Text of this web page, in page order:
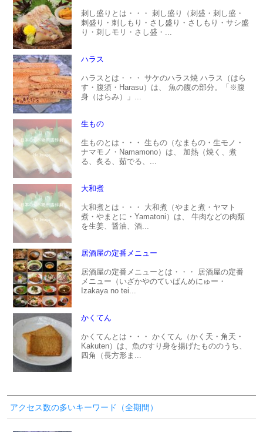
刺し盛りとは・・・ 刺し盛り（刺盛・刺し盛・
刺盛り・刺しもり・さし盛り・さしもり・サシ盛
り・刺しモリ・さし盛・...
ハラス
ハラスとは・・・ サケのハラス焼 ハラス（はら
す・腹須・Harasu）は、 魚の腹の部分。「※腹
身（はらみ）」...
生もの
生ものとは・・・ 生もの（なまもの・生モノ・
ナマモノ・Namamono）は、 加熱（焼く、煮
る、炙る、茹でる、...
大和煮
大和煮とは・・・ 大和煮（やまと煮・ヤマト
煮・やまとに・Yamatoni）は、 牛肉などの肉類
を生姜、醤油、酒...
居酒屋の定番メニュー
居酒屋の定番メニューとは・・・ 居酒屋の定番
メニュー（いざかやのていばんめにゅー・
Izakaya no tei...
かくてん
かくてんとは・・・ かくてん（かく天・角天・
Kakuten）は、魚のすり身を揚げたもののうち、
四角（長方形ま...
アクセス数の多いキーワード（全期間）